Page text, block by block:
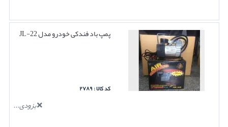
پمپ باد فندکی خودرو مدل JL-22
کد کالا : ۲۷۸۹
بزودی...